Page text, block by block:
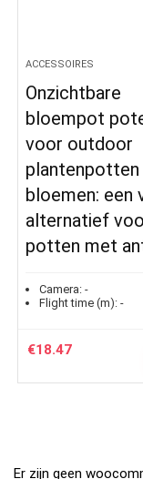
ACCESSOIRES
Onzichtbare
bloempot
voor outdoor
plantenpotten
bloemen: een
alternatief
potten met
Camera: -
Flight time (m): -
€18.47
Er zijn geen